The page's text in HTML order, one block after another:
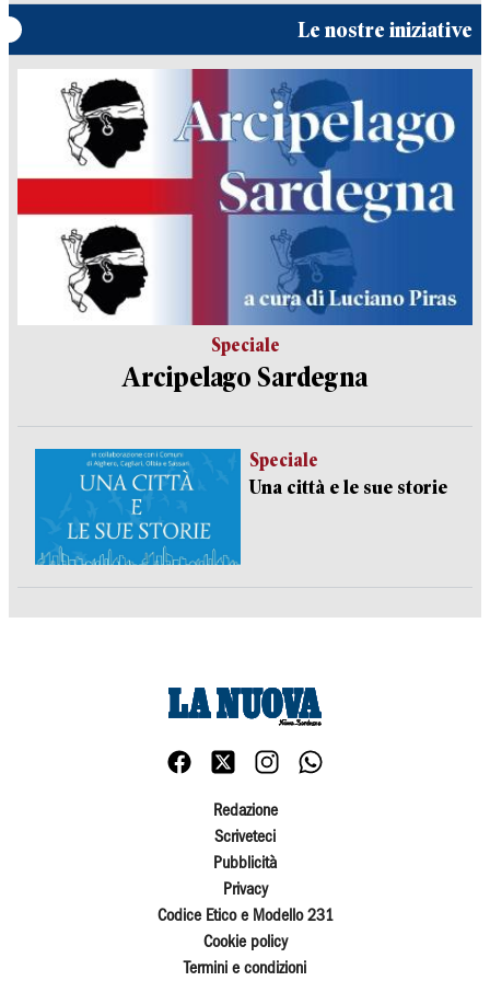
Le nostre iniziative
Speciale
Arcipelago Sardegna
Speciale
Una città e le sue storie
Redazione
Scriveteci
Pubblicità
Privacy
Codice Etico e Modello 231
Cookie policy
Termini e condizioni